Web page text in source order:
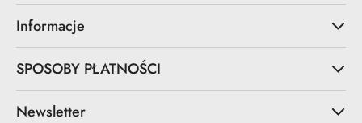
Informacje
SPOSOBY PŁATNOŚCI
Newsletter